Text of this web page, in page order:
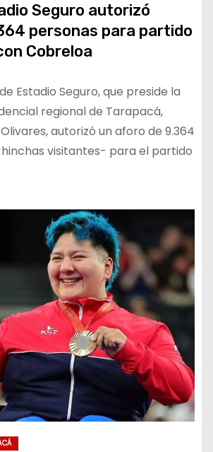
Seguro autorizó
personas para partido
Cobreloa
Estadio Seguro, que preside la
regional de Tarapacá,
autorizó un aforo de 9.364
visitantes- para el partido